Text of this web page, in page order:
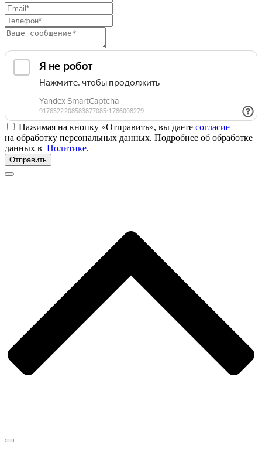
Нажимая на кнопку «Отправить», вы даете согласие
на обработку персональных данных. Подробнее об обработке
данных в Политике.
Отправить